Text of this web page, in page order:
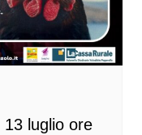
luglio ore